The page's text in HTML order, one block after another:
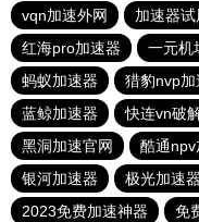
vqn加速外网
加速器
红海pro加速器
一元机
蚂蚁加速器
猎豹nvp加
蓝鲸加速器
快连vn破
黑洞加速官网
酷通npv
银河加速器
极光加速器
2023免费加速神器
免